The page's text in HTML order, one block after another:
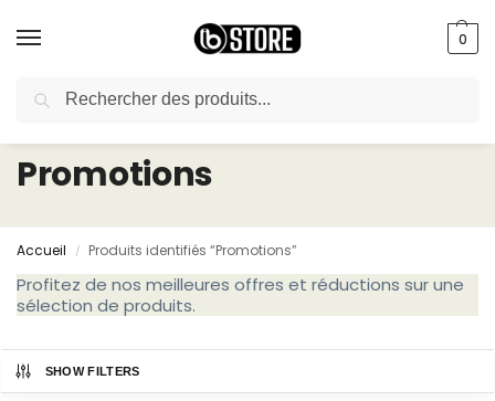
0
livraison gratuite au bureau dès 10000 DA avec paiement en ligne
Promotions
Accueil / Produits identifiés “Promotions”
Profitez de nos meilleures offres et réductions sur une
sélection de produits.
SHOW FILTERS